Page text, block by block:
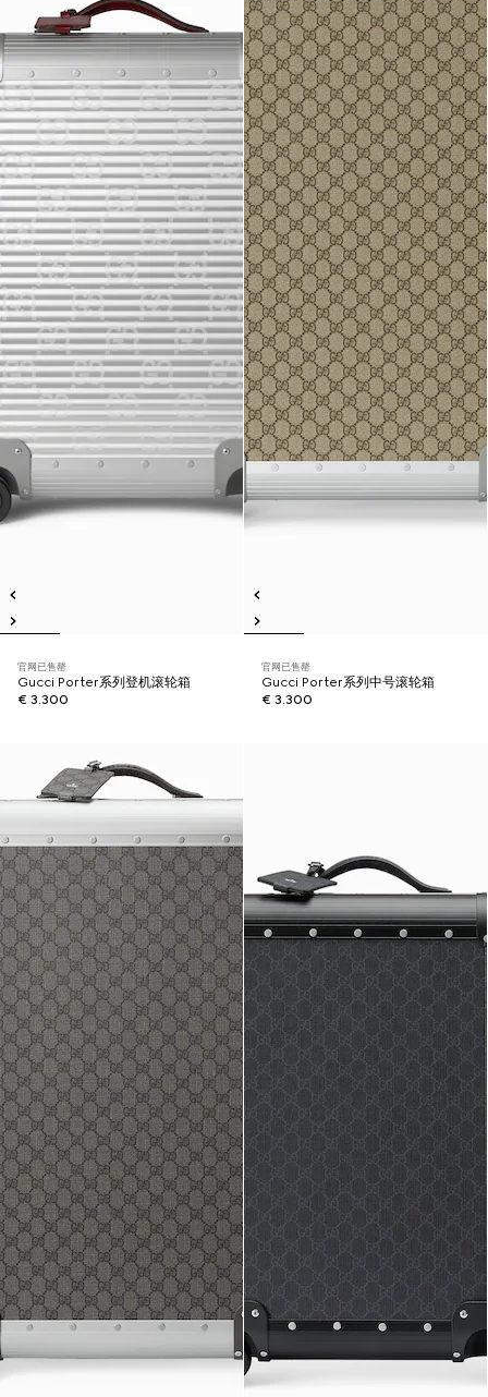
官网已售罄
Gucci Porter系列登机滚轮箱
€ 3.300
官网已售罄
Gucci Porter系列中号滚轮箱
€ 3.300